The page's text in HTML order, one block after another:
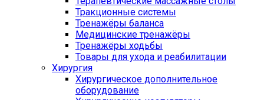
Тракционные системы
Тренажёры баланса
Медицинские тренажёры
Тренажёры ходьбы
Товары для ухода и реабилитации
Хирургия
Хирургическое дополнительное
оборудование